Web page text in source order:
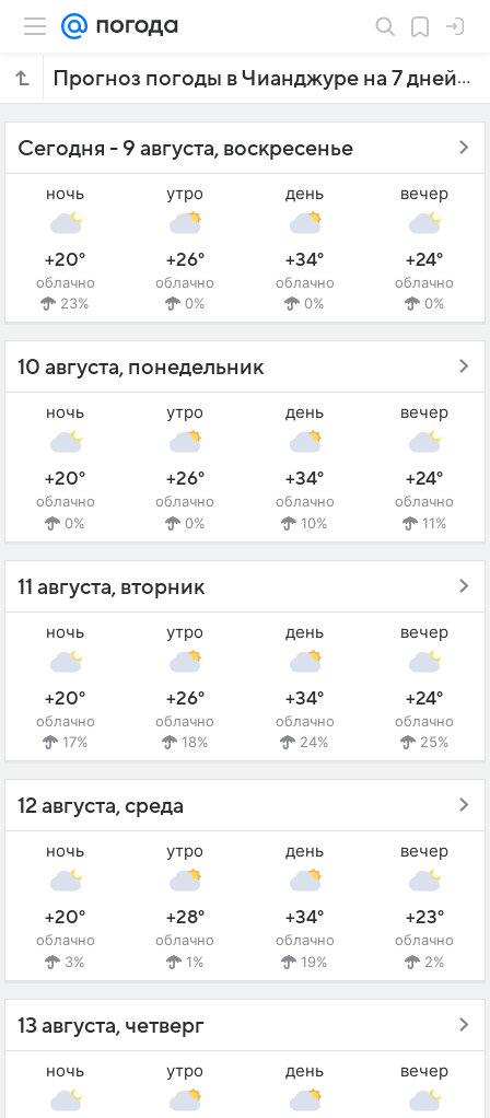
Прогноз погоды в Чианджуре на 7 дней
Сегодня - 9 августа, воскресенье
ночь
+20°
облачно
23%
утро
+26°
облачно
0%
день
+34°
облачно
0%
вечер
+24°
облачно
0%
10 августа, понедельник
ночь
+20°
облачно
0%
утро
+26°
облачно
0%
день
+34°
облачно
10%
вечер
+24°
облачно
11%
11 августа, вторник
ночь
+20°
облачно
17%
утро
+26°
облачно
18%
день
+34°
облачно
24%
вечер
+24°
облачно
25%
12 августа, среда
ночь
+20°
облачно
3%
утро
+28°
облачно
1%
день
+34°
облачно
19%
вечер
+23°
облачно
2%
13 августа, четверг
ночь утро день вечер